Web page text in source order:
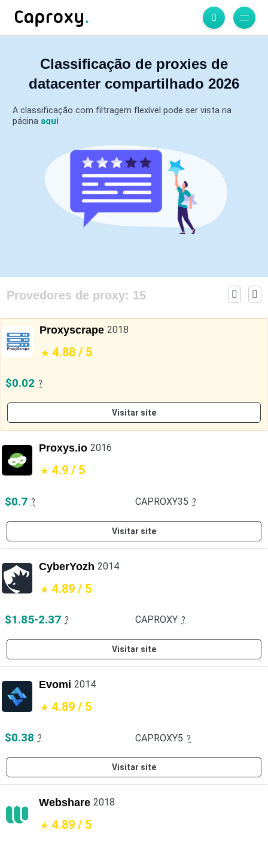
Classificação de proxies de
datacenter compartilhado 2026
A classificação com filtragem flexível pode ser vista na
página aqui
Provedores de proxy: 15
Proxyscrape 2018
4.88 / 5
$0.02 ?
Visitar site
Proxys.io 2016
4.9 / 5
$0.7 ? CAPROXY35 ?
Visitar site
CyberYozh 2014
4.89 / 5
$1.85-2.37 ? CAPROXY ?
Visitar site
Evomi 2014
4.89 / 5
$0.38 ? CAPROXY5 ?
Visitar site
Webshare 2018
4.89 / 5